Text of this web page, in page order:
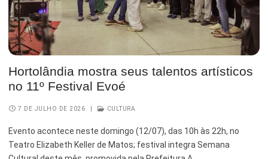
Hortolândia mostra seus talentos artísticos
no 11º Festival Evoé
7 DE JULHO DE 2026 CULTURA
Evento acontece neste domingo (12/07), das 10h às 22h, no
Teatro Elizabeth Keller de Matos; festival integra Semana